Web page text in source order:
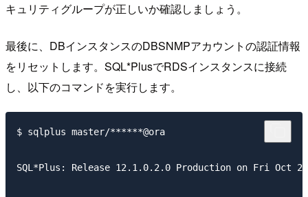
キュリティグループが正しいか確認しましょう。
最後に、DBインスタンスのDBSNMPアカウントの認証情報
をリセットします。SQL*PlusでRDSインスタンスに接続
し、以下のコマンドを実行します。
$ sqlplus master/******@ora
SQL*Plus: Release 12.1.0.2.0 Production on Fri Oct